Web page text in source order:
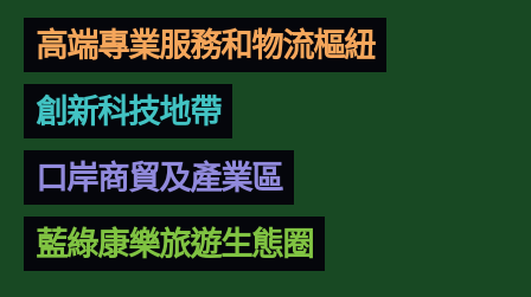
高端專業服務和物流樞紐
創新科技地帶
口岸商貿及產業區
藍綠康樂旅遊生態圈